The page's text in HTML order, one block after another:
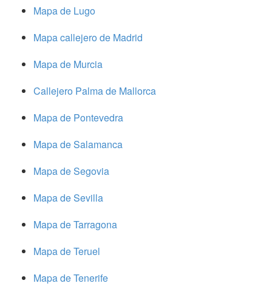
Mapa de Lugo
Mapa callejero de Madrid
Mapa de Murcia
Callejero Palma de Mallorca
Mapa de Pontevedra
Mapa de Salamanca
Mapa de Segovia
Mapa de Sevilla
Mapa de Tarragona
Mapa de Teruel
Mapa de Tenerife